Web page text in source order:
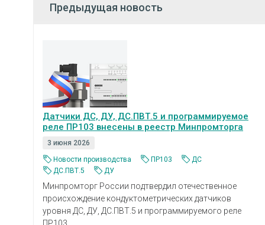
Предыдущая новость
Датчики ДС, ДУ, ДС.ПВТ.5 и программируемое
реле ПР103 внесены в реестр Минпромторга
3 июня 2026
Новости производства
ПР103
ДС
ДС.ПВТ.5
ДУ
Минпромторг России подтвердил отечественное
происхождение кондуктометрических датчиков
уровня ДС, ДУ, ДС.ПВТ.5 и программируемого реле